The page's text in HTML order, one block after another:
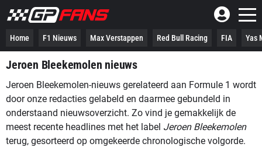
Home F1 Nieuws Max Verstappen Red Bull Racing FIA Yas
Jeroen Bleekemolen nieuws
Jeroen Bleekemolen-nieuws gerelateerd aan Formule 1 wordt
door onze redacties gelabeld en daarmee gebundeld in
onderstaand nieuwsoverzicht. Zo vind je gemakkelijk de
meest recente headlines met het label Jeroen Bleekemolen
terug, gesorteerd op omgekeerde chronologische volgorde.